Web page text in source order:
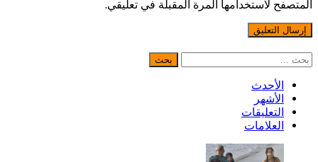
لاستخدامها المرة المقبلة في تعليقي.
الأحدث
الأشهر
التعليقات
العلامات